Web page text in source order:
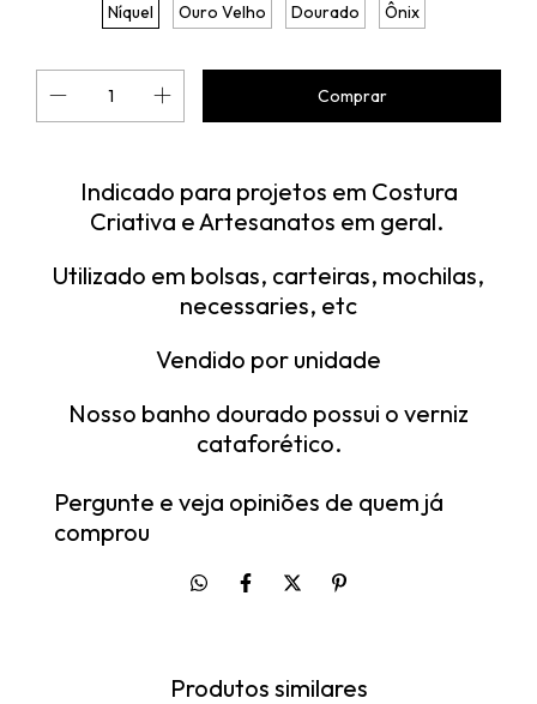
Níquel
Ouro Velho Dourado Ônix
Indicado para projetos em Costura
Criativa e Artesanatos em geral.
Utilizado em bolsas, carteiras, mochilas,
necessaries, etc
Vendido por unidade
Nosso banho dourado possui o verniz
cataforético.
Pergunte e veja opiniões de quem já
comprou
Produtos similares